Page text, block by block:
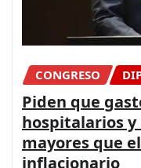
CONGRESO
Piden que
hospitalarios y
mayores que
inflacionario